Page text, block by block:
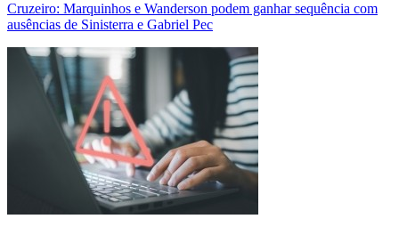
Cruzeiro: Marquinhos e Wanderson podem ganhar sequência com
ausências de Sinisterra e Gabriel Pec